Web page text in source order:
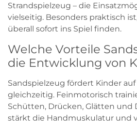
Strandspielzeug – die
vielseitig. Besonders praktisch
überall sofort ins Spiel finden.
Welche Vorteile
die Entwicklung von
Sandspielzeug fördert Kinder
gleichzeitig. Feinmotorisch
Schütten, Drücken, Glätten und
stärkt die Handmuskulatur und